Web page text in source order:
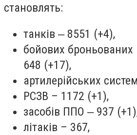
становлять:
танків ‒ 8551 (+4),
бойових
648 (+17),
артилерійських
РСЗВ – 1172 (+1),
засобів ППО ‒ 937
літаків – 367,